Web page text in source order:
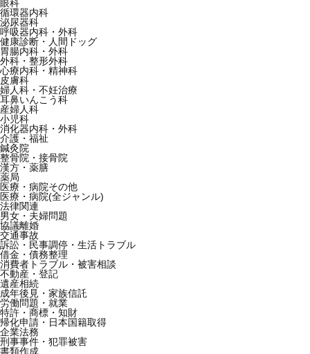
眼科
循環器内科
泌尿器科
呼吸器内科・外科
健康診断・人間ドッグ
胃腸内科・外科
外科・整形外科
心療内科・精神科
皮膚科
婦人科・不妊治療
耳鼻いんこう科
産婦人科
小児科
消化器内科・外科
介護・福祉
鍼灸院
整骨院・接骨院
漢方・薬膳
薬局
医療・病院その他
医療・病院(全ジャンル)
法律関連
男女・夫婦問題
協議離婚
交通事故
訴訟・民事調停・生活トラブル
借金・債務整理
消費者トラブル・被害相談
不動産・登記
遺産相続
成年後見・家族信託
労働問題・就業
特許・商標・知財
帰化申請・日本国籍取得
企業法務
刑事事件・犯罪被害
書類作成